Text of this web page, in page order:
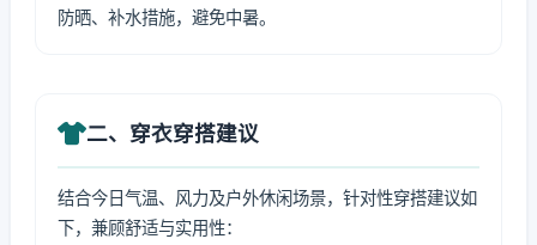
防晒、补水措施，避免中暑。
二、穿衣穿搭建议
结合今日气温、风力及户外休闲场景，针对性穿搭建议如
下，兼顾舒适与实用性：